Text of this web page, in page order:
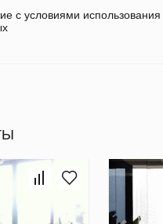
с условиями использования